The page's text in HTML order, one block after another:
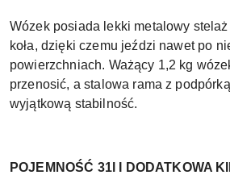
Wózek posiada lekki metalowy
koła, dzięki czemu jeździ nawet po
powierzchniach. Ważący 1,2 kg
przenosić, a stalowa rama z
wyjątkową stabilność.
POJEMNOŚĆ 31l I DODATKOWA